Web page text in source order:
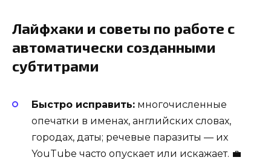
Лайфхаки и советы по работе с
автоматически созданными
субтитрами
Быстро исправить: многочисленные
опечатки в именах, английских словах,
городах, даты; речевые паразиты — их
YouTube часто опускает или искажает. 💼